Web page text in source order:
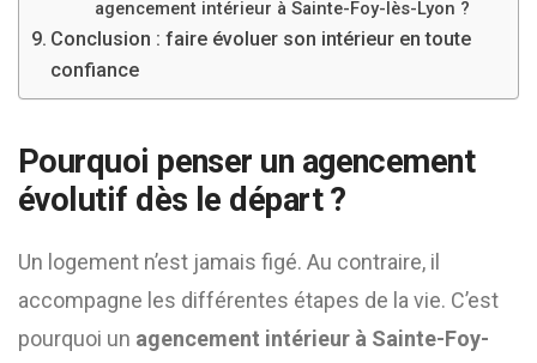
agencement intérieur à Sainte-Foy-lès-Lyon ?
Conclusion : faire évoluer son intérieur en toute
confiance
Pourquoi penser un agencement
évolutif dès le départ ?
Un logement n’est jamais figé. Au contraire, il
accompagne les différentes étapes de la vie. C’est
pourquoi un agencement intérieur à Sainte-Foy-